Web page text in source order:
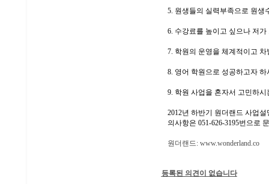
5. 원생들의 실력부족으로 원생
6. 수강료를 높이고 싶으나 저
7. 학원의 운영을 체계적이고
8. 영어 학원으로 성공하고자 하
9. 학원 사업을 혼자서 고민하시
2012년 하반기 원더랜드 사업
의사항은 051-626-3195번으로
원더랜드: www.wonderland.co
등록된 의견이 없습니다